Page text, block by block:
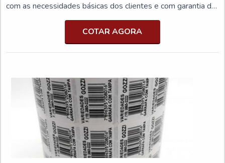
com as necessidades básicas dos clientes e com garantia de
resistência e durabilidade. Nesse cenário, é possível imprimir
no acessório as seguintes informações:Lote;Preço;Data de
validade;Código de barras;Especificações do
produto;Informações sobre o armazenamento;Entre outras
PRODUTONão limitando sua atuação ao setor alimentício, as
etiquetas adesivas podem atuar como selos de embalagens,
rótulos, bem como auxiliando na organização e logística da
comercialização dos produtos. Devido a isso, elas são
produzidas sob encomenda, podendo apresentar cortes,
formatos e personalizações diversas.É indispensável citar
que as etiquetas ajudam a reforçar o nome e a presença da
COTAR AGORA